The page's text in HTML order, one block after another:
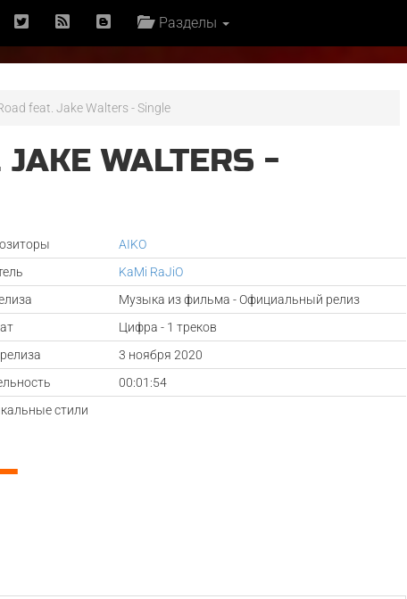
Разделы
feat. Jake Walters - Single
JAKE WALTERS -
AIKO
KaMi RaJiO
Музыка из фильма - Официальный релиз
Цифра - 1 треков
3 ноября 2020
00:01:54
стили